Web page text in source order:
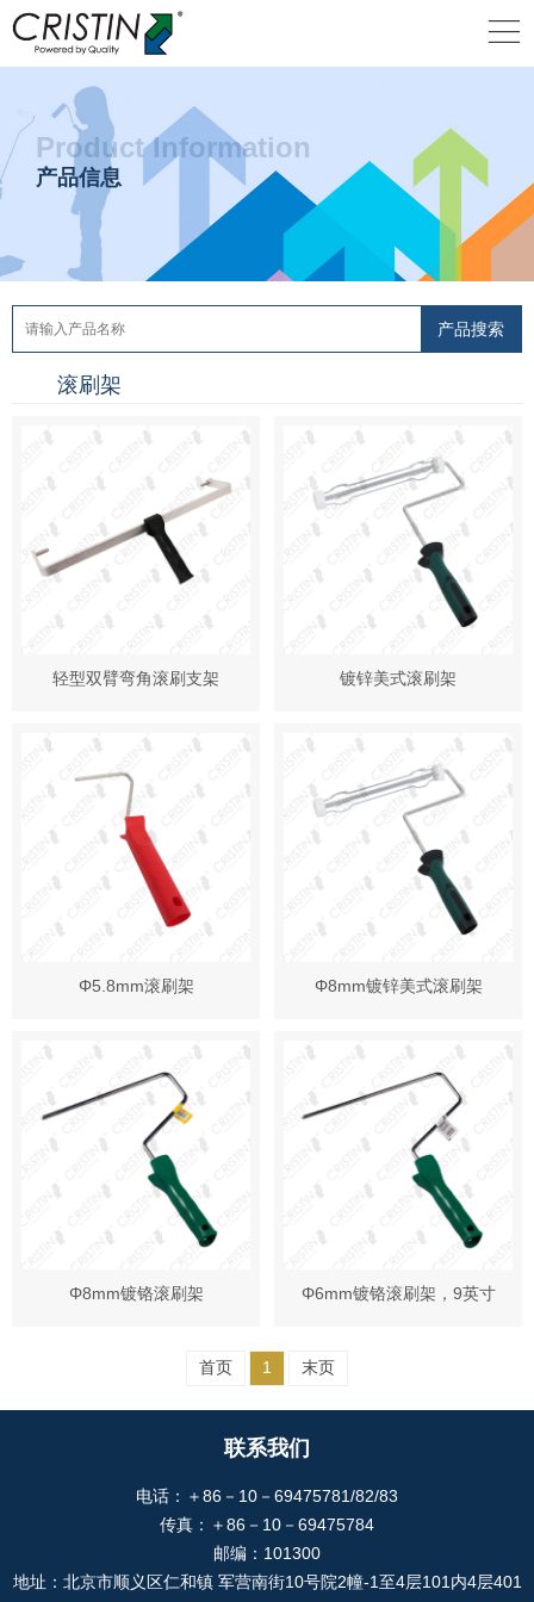
Product Information
产品信息
滚刷架
轻型双臂弯角滚刷支架 镀锌美式滚刷架
Φ5.8mm滚刷架 Φ8mm镀锌美式滚刷架
Φ8mm镀铬滚刷架 Φ6mm镀铬滚刷架，9英寸
首页 1 末页
联系我们
电话：＋86－10－69475781/82/83
传真：＋86－10－69475784
邮编：101300
地址：北京市顺义区仁和镇 军营南街10号院2幢-1至4层101内4层401